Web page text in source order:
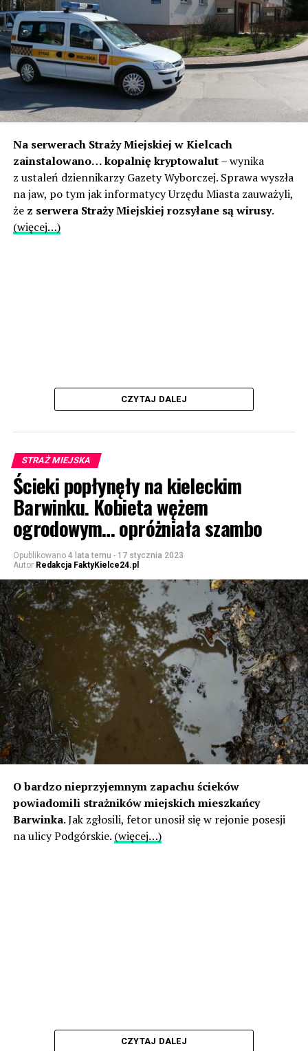
Na serwerach Straży Miejskiej w Kielcach
zainstalowano… kopalnię kryptowalut– wynika
z ustaleń dziennikarzy Gazety Wyborczej. Sprawa wyszła
na jaw, po tym jak informatycy Urzędu Miasta zauważyli,
że z serwera Straży Miejskiej rozsyłane są wirusy.
(więcej…)
CZYTAJ DALEJ
STRAŻ MIEJSKA
Ścieki popłynęły na kieleckim
Barwinku. Kobieta wężem
ogrodowym… opróżniała szambo
Opublikowano 4 lata temu - 17 stycznia 2023
Autor Redakcja FaktyKielce24.pl
O bardzo nieprzyjemnym zapachu ścieków
powiadomili strażników miejskich mieszkańcy
Barwinka. Jak zgłosili, fetor unosił się w rejonie posesji
na ulicy Podgórskie. (więcej…)
CZYTAJ DALEJ